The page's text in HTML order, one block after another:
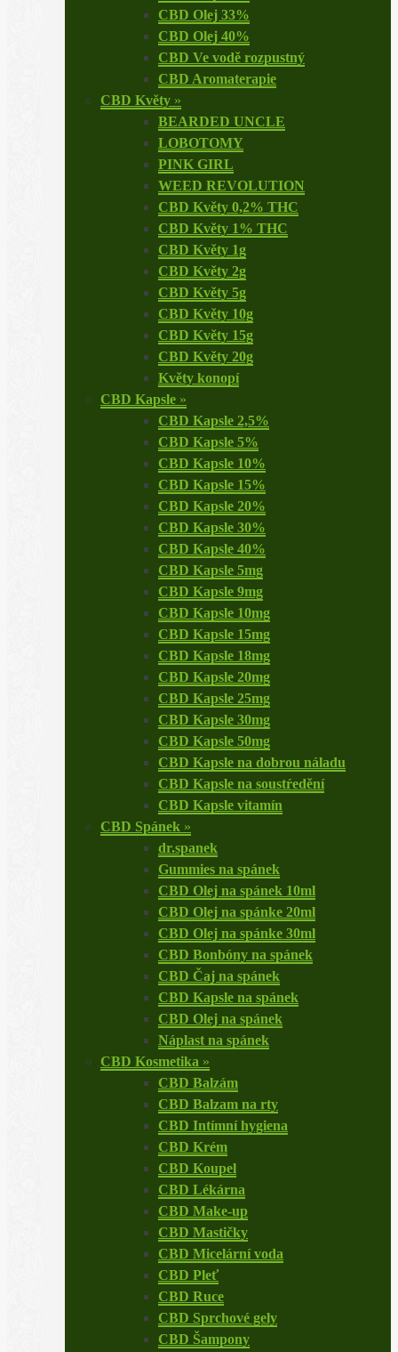
CBD Olej 33%
CBD Olej 40%
CBD Ve vodě rozpustný
CBD Aromaterapie
CBD Květy »
BEARDED UNCLE
LOBOTOMY
PINK GIRL
WEED REVOLUTION
CBD Květy 0,2% THC
CBD Květy 1% THC
CBD Květy 1g
CBD Květy 2g
CBD Květy 5g
CBD Květy 10g
CBD Květy 15g
CBD Květy 20g
Květy konopí
CBD Kapsle »
CBD Kapsle 2,5%
CBD Kapsle 5%
CBD Kapsle 10%
CBD Kapsle 15%
CBD Kapsle 20%
CBD Kapsle 30%
CBD Kapsle 40%
CBD Kapsle 5mg
CBD Kapsle 9mg
CBD Kapsle 10mg
CBD Kapsle 15mg
CBD Kapsle 18mg
CBD Kapsle 20mg
CBD Kapsle 25mg
CBD Kapsle 30mg
CBD Kapsle 50mg
CBD Kapsle na dobrou náladu
CBD Kapsle na soustŕedění
CBD Kapsle vitamín
CBD Spánek »
dr.spanek
Gummies na spánek
CBD Olej na spánek 10ml
CBD Olej na spánke 20ml
CBD Olej na spánke 30ml
CBD Bonbóny na spánek
CBD Čaj na spánek
CBD Kapsle na spánek
CBD Olej na spánek
Náplast na spánek
CBD Kosmetika »
CBD Balzám
CBD Balzam na rty
CBD Intímní hygiena
CBD Krém
CBD Koupel
CBD Lékárna
CBD Make-up
CBD Mastičky
CBD Micelární voda
CBD Pleť
CBD Ruce
CBD Sprchové gely
CBD Šampony